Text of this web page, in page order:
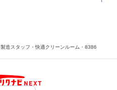
製造スタッフ・快適クリーンルーム・8386